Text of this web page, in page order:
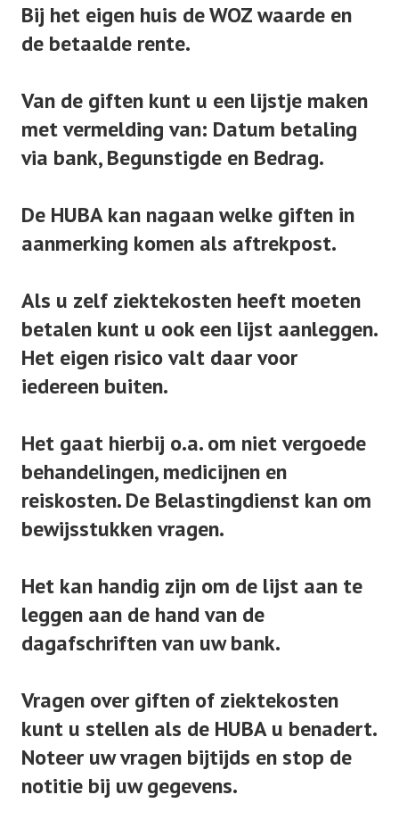
Bij het eigen huis de WOZ waarde en
de betaalde rente.
Van de giften kunt u een lijstje maken
met vermelding van: Datum betaling
via bank, Begunstigde en Bedrag.
De HUBA kan nagaan welke giften in
aanmerking komen als aftrekpost.
Als u zelf ziektekosten heeft moeten
betalen kunt u ook een lijst aanleggen.
Het eigen risico valt daar voor
iedereen buiten.
Het gaat hierbij o.a. om niet vergoede
behandelingen, medicijnen en
reiskosten. De Belastingdienst kan om
bewijsstukken vragen.
Het kan handig zijn om de lijst aan te
leggen aan de hand van de
dagafschriften van uw bank.
Vragen over giften of ziektekosten
kunt u stellen als de HUBA u benadert.
Noteer uw vragen bijtijds en stop de
notitie bij uw gegevens.